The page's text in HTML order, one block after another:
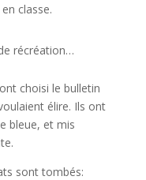
classe.
récréation…
choisi le bulletin
élire. Ils ont
bleue, et mis
sont tombés: